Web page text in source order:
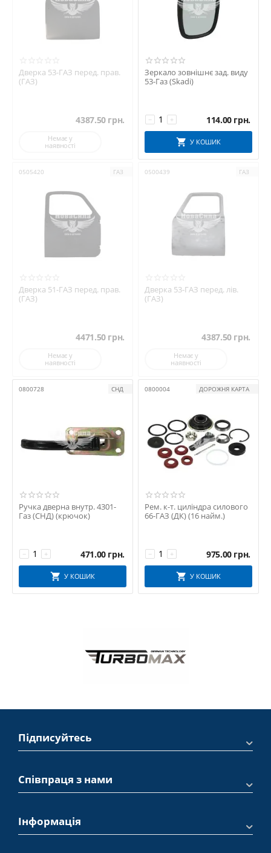
Дверка 53-ГАЗ перед. прав.
(ГАЗ)
4387.50 грн.
Немає у
наявності
Зеркало зовнішнє зад. виду
53-Газ (Skadi)
+
− 114.00 грн.
У КОШИК
0505420 ГАЗ
Дверка 51-ГАЗ перед. прав.
(ГАЗ)
4471.50 грн.
Немає у
наявності
0500439 ГАЗ
Дверка 53-ГАЗ перед. лів.
(ГАЗ)
4387.50 грн.
Немає у
наявності
0800728 СНД
Ручка дверна внутр. 4301-
Газ (СНД) (крючок)
+
− 471.00 грн.
У КОШИК
0800004 ДОРОЖНЯ КАРТА
Рем. к-т. циліндра силового
66-ГАЗ (ДК) (16 найм.)
+
− 975.00 грн.
У КОШИК
Підписуйтесь
Співпраця з нами
Інформація